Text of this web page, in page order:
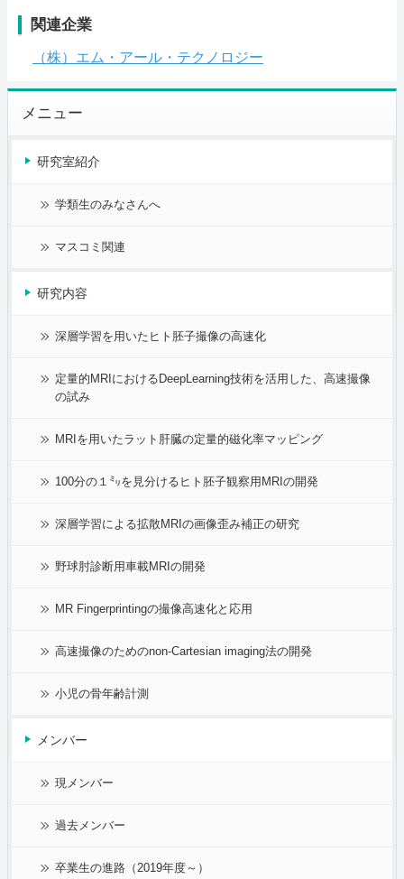
関連企業
（株）エム・アール・テクノロジー
メニュー
研究室紹介
学類生のみなさんへ
マスコミ関連
研究内容
深層学習を用いたヒト胚子撮像の高速化
定量的MRIにおけるDeepLearning技術を活用した、高速撮像
の試み
MRIを用いたラット肝臓の定量的磁化率マッピング
100分の１㍉を見分けるヒト胚子観察用MRIの開発
深層学習による拡散MRIの画像歪み補正の研究
野球肘診断用車載MRIの開発
MR Fingerprintingの撮像高速化と応用
高速撮像のためのnon-Cartesian imaging法の開発
小児の骨年齢計測
メンバー
現メンバー
過去メンバー
卒業生の進路（2019年度～）